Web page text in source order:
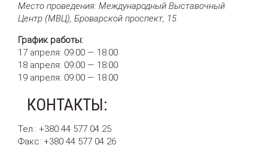
Место проведения: Международный Выставочный
Центр (МВЦ), Броварской проспект, 15
График работы:
17 апреля: 09:00 — 18:00
18 апреля: 09:00 — 18:00
19 апреля: 09:00 — 18:00
КОНТАКТЫ:
Тел.: +380 44 577 04 25
Факс: +380 44 577 04 26